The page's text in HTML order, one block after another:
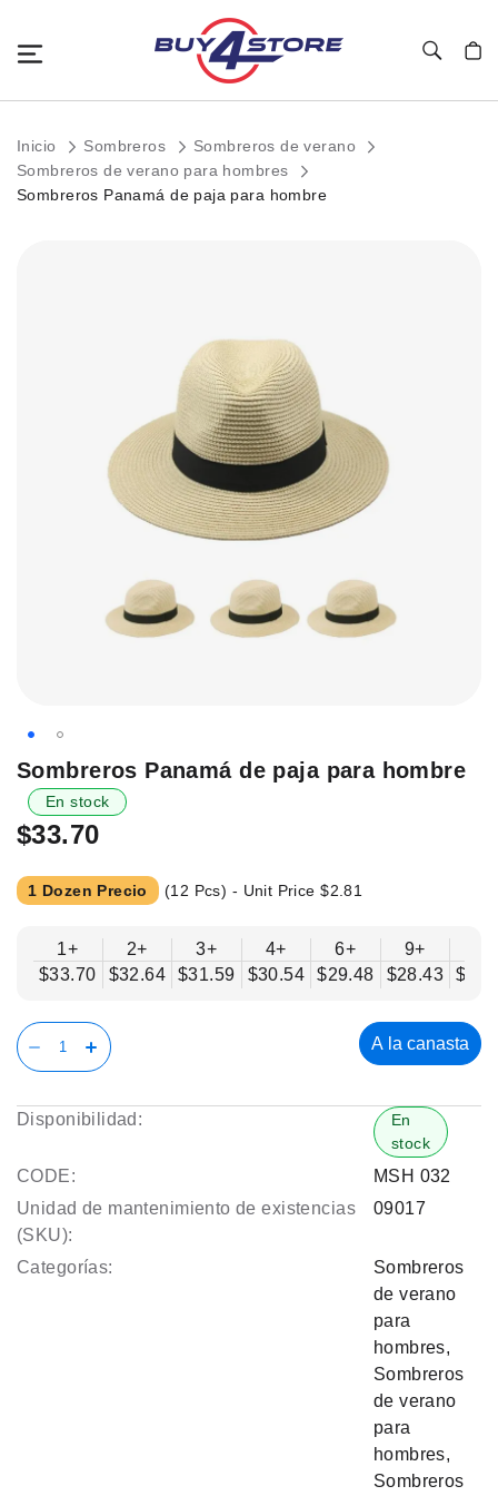
Inicio Sombreros
Sombreros de verano
Sombreros de verano para hombres
Sombreros Panamá de paja para hombre
Saltar
principio
de
galería
de
Sombreros Panamá de paja para hombre
En stock
$33.70
1 Dozen Precio (12 Pcs) - Unit Price$2.81
1+
$33.70
2+
$32.64
3+
$31.59
4+
$30.54
6+
$29.48
9+
$28.43
A la canasta
Disponibilidad:
En
stock
CODE:
MSH 032
Unidad de mantenimiento de existencias
(SKU):
09017
Categorías:
Sombreros
de verano
para
hombres,
Sombreros
de verano
para
hombres,
Sombreros